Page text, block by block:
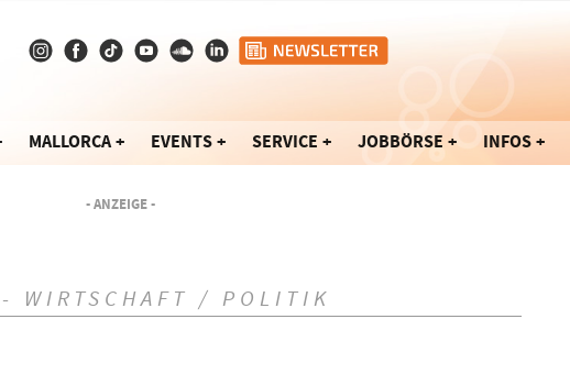
MALLORCA EVENTS SERVICE JOBBÖRSE INFOS
- ANZEIGE -
WIRTSCHAFT / POLITIK